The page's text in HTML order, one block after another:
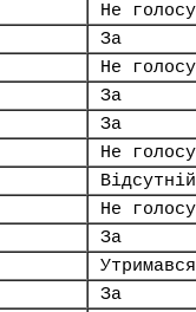
Не
За
Не
За
За
Не
Відсутній
Не
За
Утримався
За